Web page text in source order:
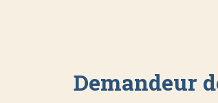
Demandeur